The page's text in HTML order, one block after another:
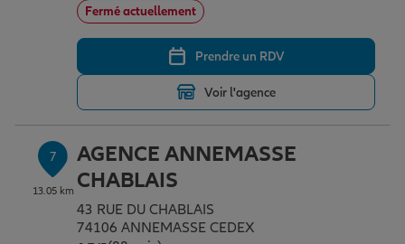
Fermé actuellement
Prendre un RDV
Voir l'agence
7
13.05 km
AGENCE ANNEMASSE
CHABLAIS
43 RUE DU CHABLAIS
74106 ANNEMASSE CEDEX